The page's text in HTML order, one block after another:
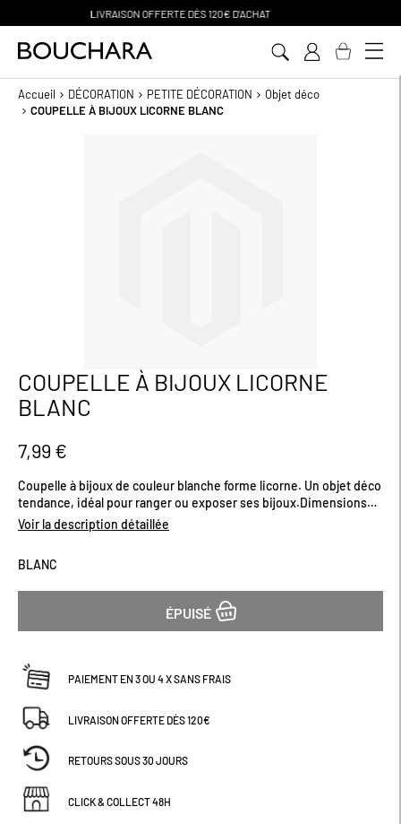
PAIEMENT EN 3 SANS FRAIS
Accueil DÉCORATION PETITE DÉCORATION
Objet déco
COUPELLE À BIJOUX LICORNE BLANC
Passer
au
début
la
Galerie
d’images
COUPELLE À BIJOUX LICORNE
BLANC
7,99 €
Coupelle à bijoux de couleur blanche forme licorne. Un objet déco
tendance, idéal pour ranger ou exposer ses bijoux.Dimensions
(cm) : H7 x L12 x P12
Voir la description détaillée
BLANC
ÉPUISÉ
PAIEMENT EN 3 OU 4 X SANS FRAIS
LIVRAISON OFFERTE DÈS 120€
RETOURS SOUS 30 JOURS
CLICK & COLLECT 48H